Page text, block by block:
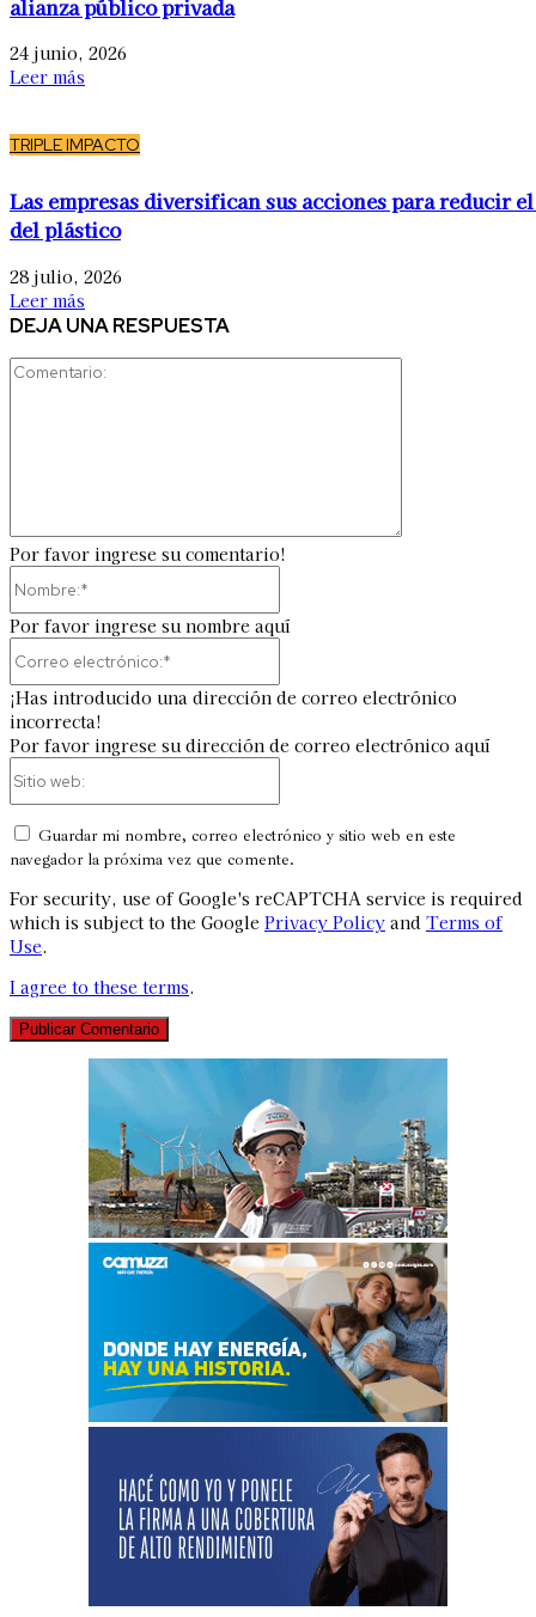
alianza público privada
24 junio, 2026
Leer más
TRIPLE IMPACTO
Las empresas diversifican sus acciones para reducir
del plástico
28 julio, 2026
Leer más
DEJA UNA RESPUESTA
Por favor ingrese su comentario!
Por favor ingrese su nombre aquí
¡Has introducido una dirección de correo electrónico
incorrecta!
Por favor ingrese su dirección de correo electrónico aquí
Guardar mi nombre, correo electrónico y sitio web en este
navegador la próxima vez que comente.
For security, use of Google's reCAPTCHA service is required
which is subject to the Google Privacy Policy and Terms of
Use.
I agree to these terms.